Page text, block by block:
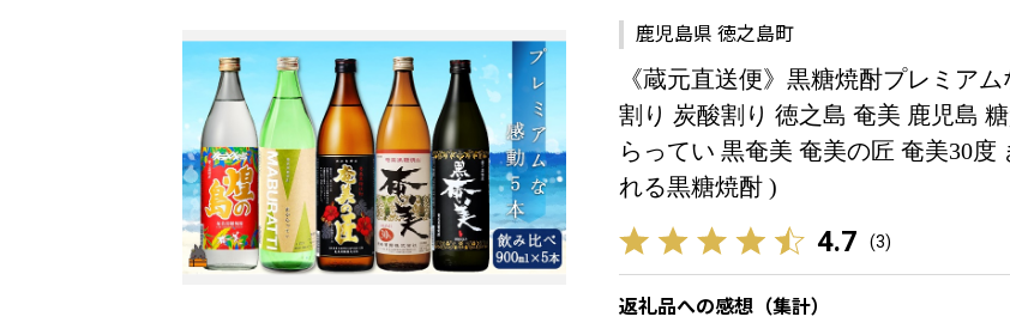
鹿児島県 徳之島町
《蔵元直送便》黒糖焼酎プレミア
割り 炭酸割り 徳之島 奄美 鹿児島
らってい 黒奄美 奄美の匠 奄美30
れる黒糖焼酎 )
4.7 (3)
返礼品への感想（集計）